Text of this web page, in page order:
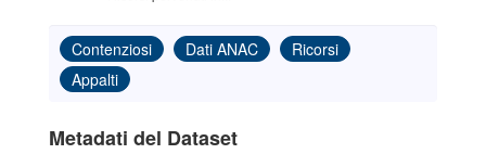
Contenziosi Dati ANAC
Ricorsi
Appalti
Metadati del Dataset